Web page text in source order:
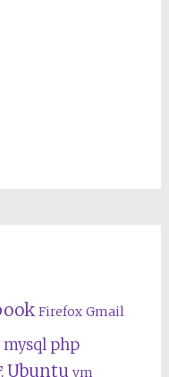
Firefox Gmail
mysql php
Ubuntu vm